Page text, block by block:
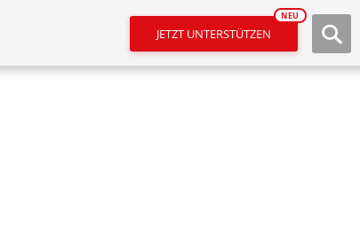
JETZT UNTERSTÜTZEN
NEU